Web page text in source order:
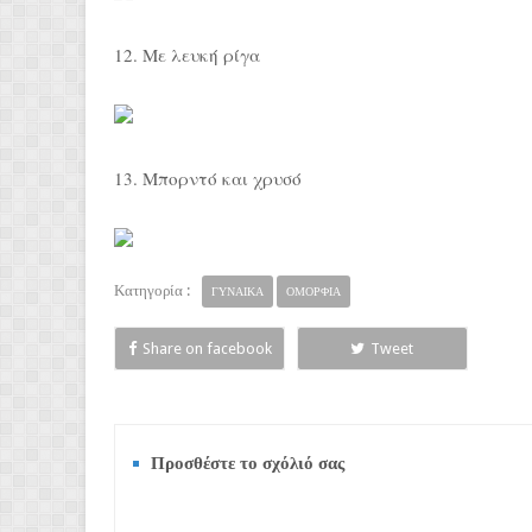
12. Με λευκή ρίγα
13. Μπορντό και χρυσό
Κατηγορία : ΓΥΝΑΙΚΑ ΟΜΟΡΦΙΑ
Share on facebook Tweet
Προσθέστε το σχόλιό σας